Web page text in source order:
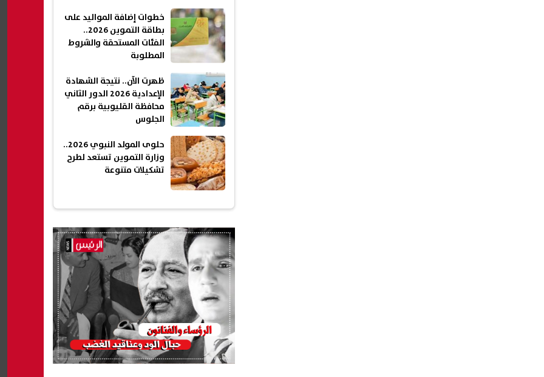
خطوات إضافة المواليد على
بطاقة التموين 2026..
الفئات المستحقة والشروط
المطلوبة
ظهرت الآن.. نتيجة الشهادة
الإعدادية 2026 الدور الثاني
محافظة القليوبية برقم
الجلوس
حلوى المولد النبوي 2026..
وزارة التموين تستعد لطرح
تشكيلات متنوعة